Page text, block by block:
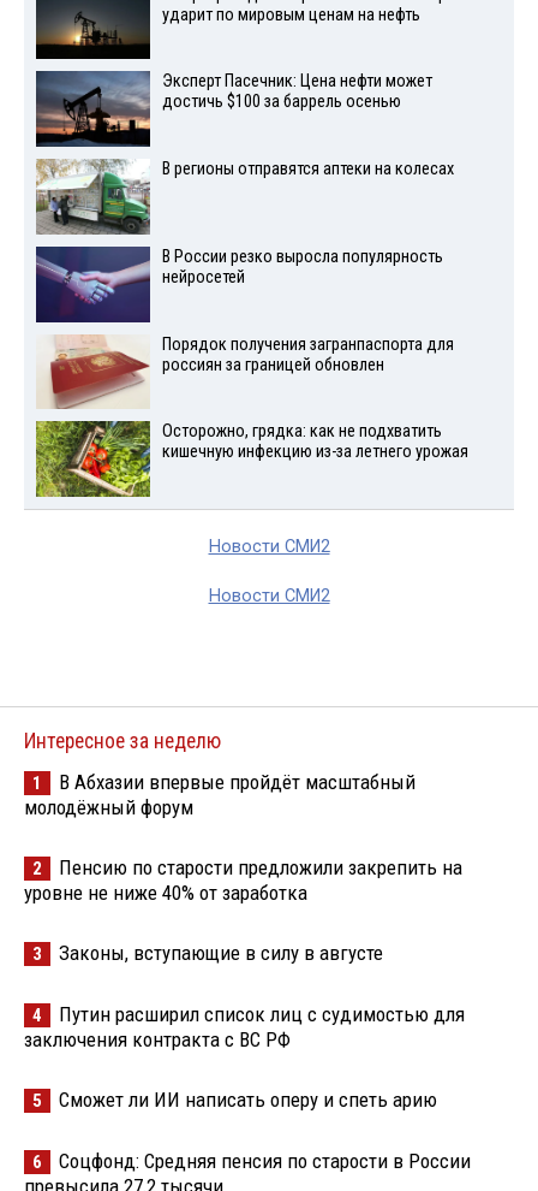
ударит по мировым ценам на нефть
Эксперт Пасечник: Цена нефти может
достичь $100 за баррель осенью
В регионы отправятся аптеки на колесах
В России резко выросла популярность
нейросетей
Порядок получения загранпаспорта для
россиян за границей обновлен
Осторожно, грядка: как не подхватить
кишечную инфекцию из-за летнего урожая
Новости СМИ2
Новости СМИ2
Интересное за неделю
1
В Абхазии впервые пройдёт масштабный
молодёжный форум
2
Пенсию по старости предложили закрепить на
уровне не ниже 40% от заработка
3 Законы, вступающие в силу в августе
4
Путин расширил список лиц с судимостью для
заключения контракта с ВС РФ
5 Сможет ли ИИ написать оперу и спеть арию
6
Соцфонд: Средняя пенсия по старости в России